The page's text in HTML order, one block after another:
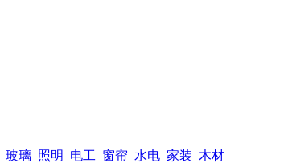
玻璃 照明 电工 窗帘 水电 家装 木材